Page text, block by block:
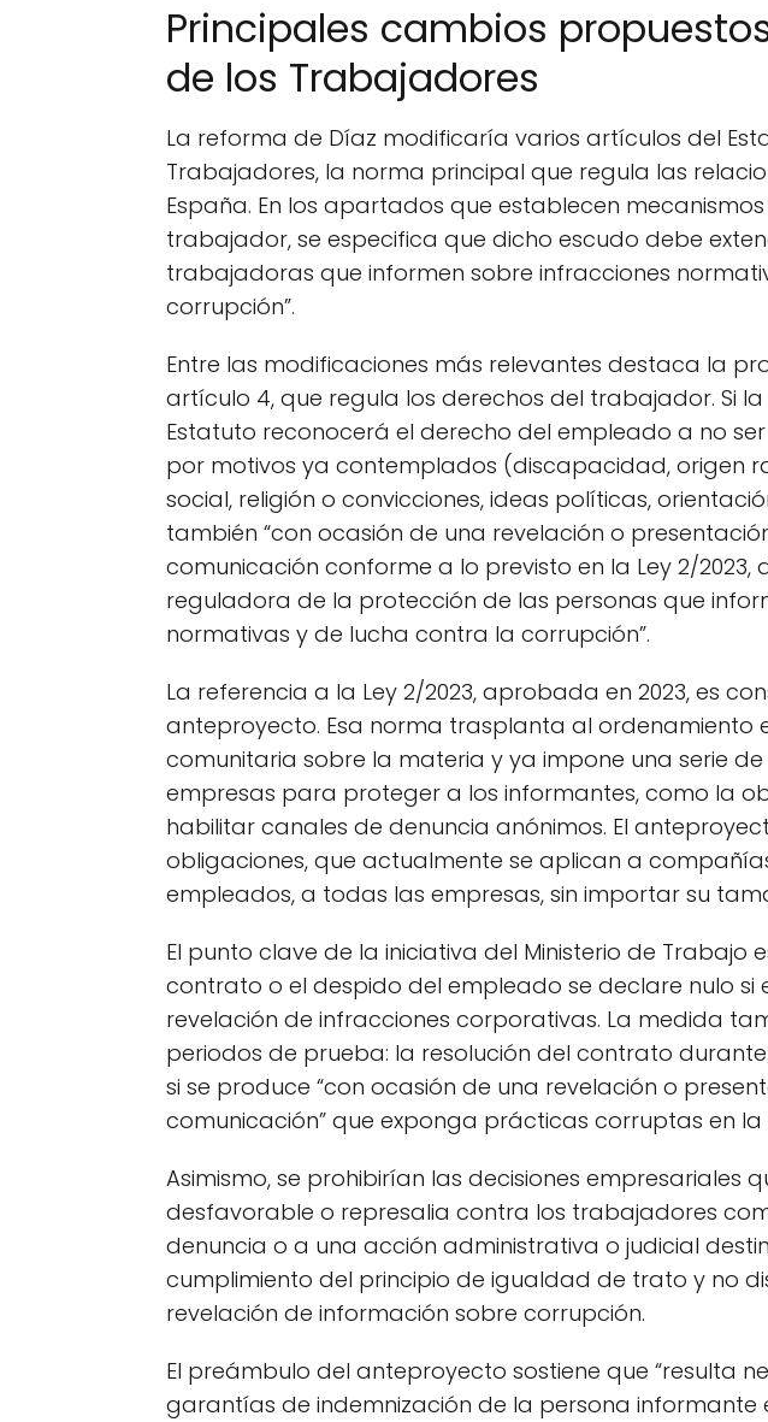
Principales cambios
de los Trabajadores
La reforma de Díaz modificaría varios artículos del
Trabajadores, la norma principal que regula las
España. En los apartados que establecen
trabajador, se especifica que dicho escudo debe
trabajadoras que informen sobre infracciones
corrupción”.
Entre las modificaciones más relevantes destaca la
artículo 4, que regula los derechos del trabajador. Si
Estatuto reconocerá el derecho del empleado a no
por motivos ya contemplados (discapacidad, origen
social, religión o convicciones, ideas políticas,
también “con ocasión de una revelación o
comunicación conforme a lo previsto en la Ley 2/2023,
reguladora de la protección de las personas que
normativas y de lucha contra la corrupción”.
La referencia a la Ley 2/2023, aprobada en 2023, es
anteproyecto. Esa norma trasplanta al ordenamiento
comunitaria sobre la materia y ya impone una serie
empresas para proteger a los informantes, como la
habilitar canales de denuncia anónimos. El
obligaciones, que actualmente se aplican a
empleados, a todas las empresas, sin importar su
El punto clave de la iniciativa del Ministerio de Trabajo
contrato o el despido del empleado se declare nulo si
revelación de infracciones corporativas. La medida
periodos de prueba: la resolución del contrato durante
si se produce “con ocasión de una revelación o
comunicación” que exponga prácticas corruptas en la
Asimismo, se prohibirían las decisiones empresariales
desfavorable o represalia contra los trabajadores
denuncia o a una acción administrativa o judicial
cumplimiento del principio de igualdad de trato y no
revelación de información sobre corrupción.
El preámbulo del anteproyecto sostiene que “resulta
garantías de indemnización de la persona informante